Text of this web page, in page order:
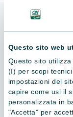
Questo sito web
Questo sito
(I) per scopi
impostazioni del
capire come usi il
personalizzata in
"Accetta" per